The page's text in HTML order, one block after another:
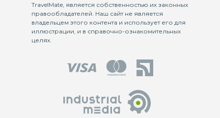
TravelMate, является собственностью их законных
правообладателей. Наш сайт не является
владельцем этого контента и использует его для
иллюстрации, и в справочно-ознакомительных
целях.